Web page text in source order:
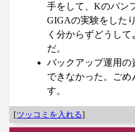
手をして、Kのパン
GIGAの実験をした
く分からずどうし
だ。
バックアップ運用の
できなかった。ごめ
す。
[ツッコミを入れる]